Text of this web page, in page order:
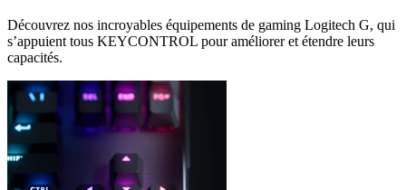
Découvrez nos incroyables équipements de gaming Logitech G, qui
s’appuient tous KEYCONTROL pour améliorer et étendre leurs
capacités.